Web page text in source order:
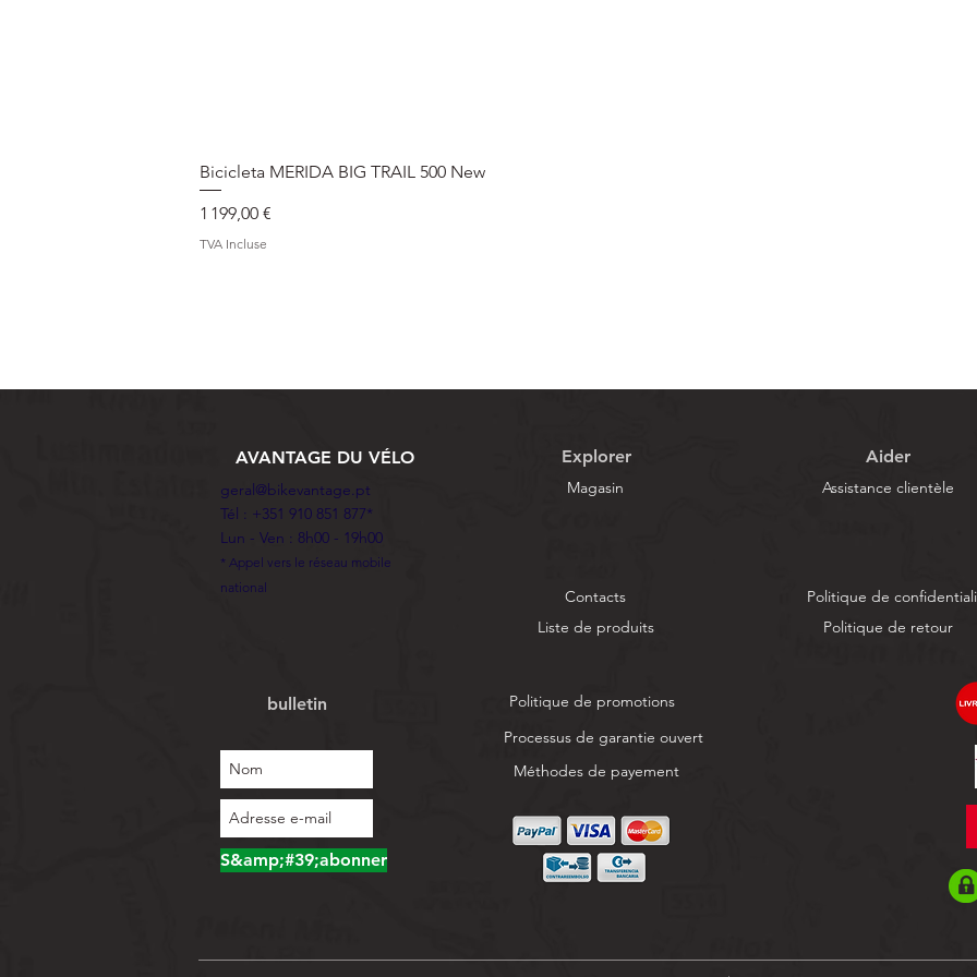
Bicicleta MERIDA BIG TRAIL 500 New
Prix
1 199,00 €
TVA Incluse
AVANTAGE DU VÉLO
geral@bikevantage.pt
Tél : +351 910 851 877*
Lun - Ven : 8h00 - 19h00
* Appel vers le réseau mobile
national
Explorer
Magasin
Contacts
Liste de produits
bulletin
S&amp;#39;abonner
Politique de promotions
Processus de garantie ouvert
Méthodes de payement
Aider
Assistance clientèle
Politique de
Politique de retour